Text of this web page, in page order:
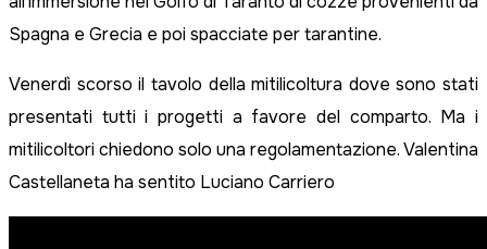
Spagna e Grecia e poi spacciate per tarantine.
Venerdì scorso il tavolo della mitilicoltura dove sono stati
presentati tutti i progetti a favore del comparto. Ma i
mitilicoltori chiedono solo una regolamentazione. Valentina
Castellaneta ha sentito Luciano Carriero